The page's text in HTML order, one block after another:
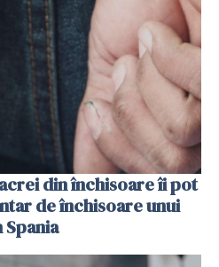
din închisoare îi pot
de închisoare unui